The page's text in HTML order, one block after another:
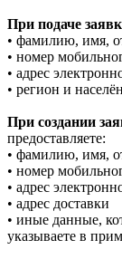
При подаче
• фамилию, имя,
• номер
• адрес
• регион и
При создании
предоставляете:
• фамилию, имя,
• номер
• адрес
• адрес доставки
• иные данные,
указываете в